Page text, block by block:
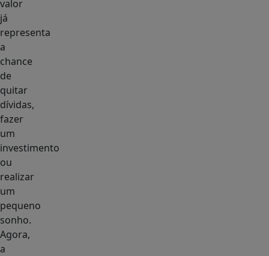
valor
já
representa
a
chance
de
quitar
dívidas,
fazer
um
investimento
ou
realizar
um
pequeno
sonho.
Agora,
a